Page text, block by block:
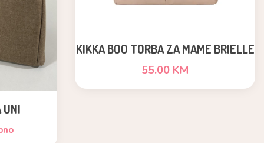
UNI
KIKKA BOO TORBA ZA MAME BRIELLE
BEIGE
55.00 KM